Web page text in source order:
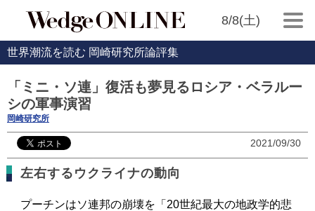
8/8(土)
世界潮流を読む 岡崎研究所論評集
「ミニ・ソ連」復活も夢見るロシア・ベラルー
シの軍事演習
岡崎研究所
2021/09/30
左右するウクライナの動向
プーチンはソ連邦の崩壊を「20世紀最大の地政学的悲